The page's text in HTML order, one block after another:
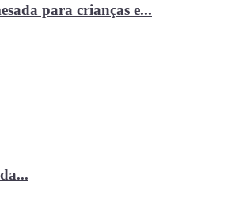
para crianças e...